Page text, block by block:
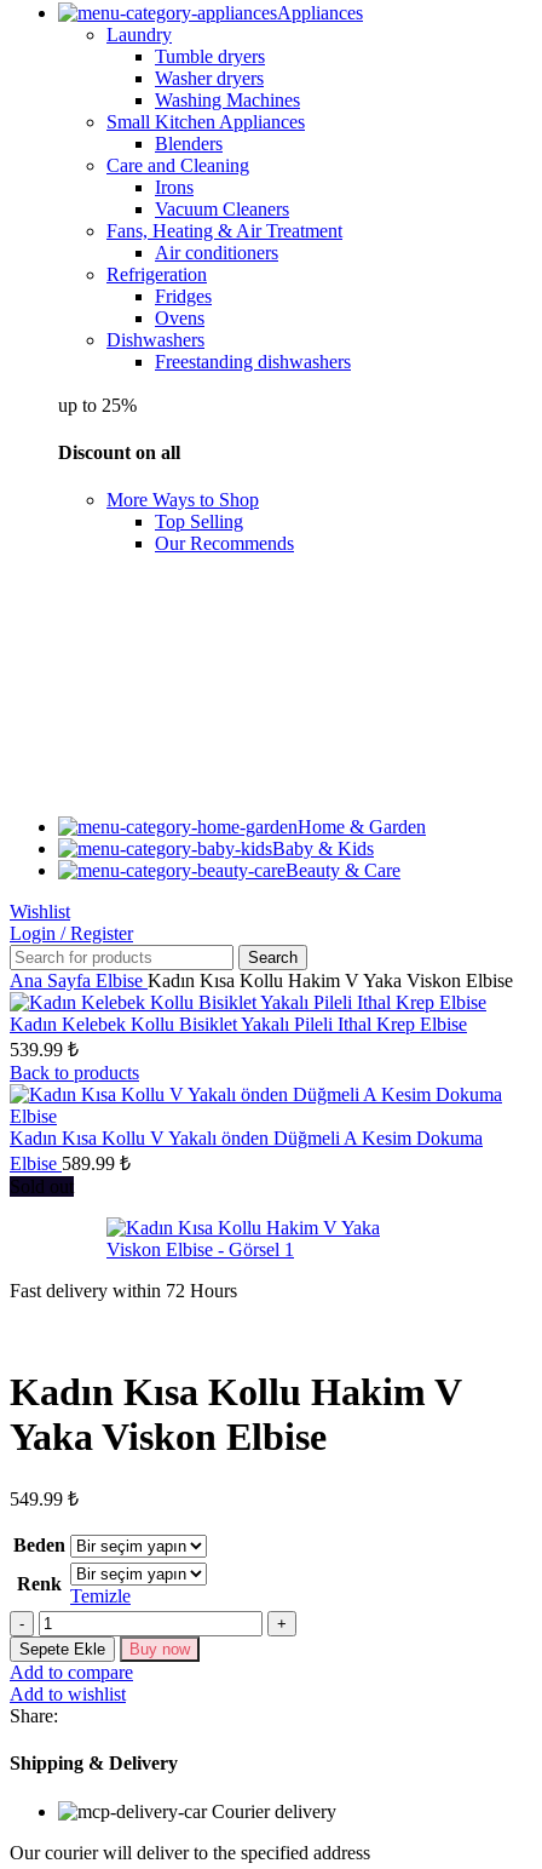
Appliances
Laundry
Tumble dryers
Washer dryers
Washing Machines
Small Kitchen Appliances
Blenders
Care and Cleaning
Irons
Vacuum Cleaners
Fans, Heating & Air Treatment
Air conditioners
Refrigeration
Fridges
Ovens
Dishwashers
Freestanding dishwashers
up to 25%
Discount on all
More Ways to Shop
Top Selling
Our Recommends
Home & Garden
Baby & Kids
Beauty & Care
Wishlist
Login / Register
Search
Ana Sayfa Elbise Kadın Kısa Kollu Hakim V Yaka Viskon Elbise
Kadın Kelebek Kollu Bisiklet Yakalı Pileli Ithal Krep Elbise
539.99 ₺
Back to products
Kadın Kısa Kollu V Yakalı önden Düğmeli A Kesim Dokuma
Elbise 589.99 ₺
Sold out
Fast delivery within 72 Hours
Kadın Kısa Kollu Hakim V
Yaka Viskon Elbise
549.99 ₺
Beden
Renk
Temizle
Kadın
Kısa
Kollu
Hakim
V
Yaka
Viskon
Elbise
Sepete Ekle Buy now
Add to compare
Add to wishlist
Share:
Shipping & Delivery
Courier delivery
Our courier will deliver to the specified address